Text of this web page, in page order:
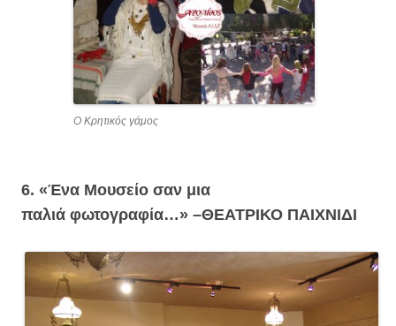
Ο Κρητικός γάμος
6. «Ένα Μουσείο σαν μια
παλιά φωτογραφία…» –ΘΕΑΤΡΙΚΟ ΠΑΙΧΝΙΔΙ